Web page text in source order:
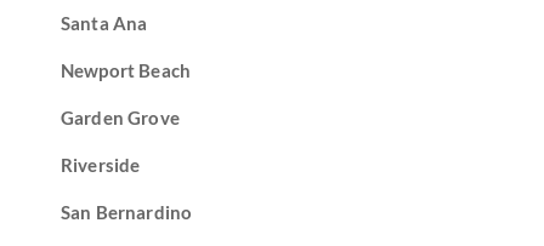
Santa Ana
Newport Beach
Garden Grove
Riverside
San Bernardino